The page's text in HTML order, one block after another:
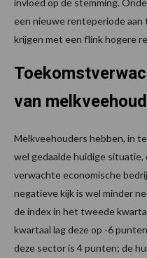
invloed op de stemming.
een nieuwe renteperiode aan
krijgen met een flink hogere
van
Melkveehouders hebben, in
wel gedaalde huidige
verwachte economische
negatieve kijk is wel minder
de index in het tweede
kwartaal lag deze op -6
deze sector is 4 punten; de